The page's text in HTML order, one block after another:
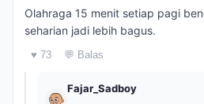
Olahraga 15 menit setiap pagi
seharian jadi lebih bagus.
♥ 73 💬 Balas
Fajar_Sadboy